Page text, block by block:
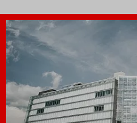
Поставка программного